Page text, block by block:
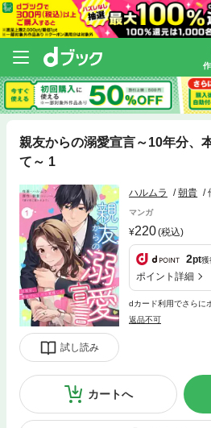
親友からの溺愛宣言～10年分、
て～ 1
試し読み
ハルムラ 朝貴
マンガ
220(税込)
2pt獲
ポイント詳細
dカード利用でさらに
返品不可
カートへ